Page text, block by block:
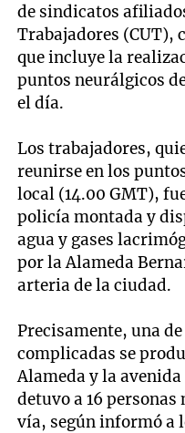
de sindicatos
Trabajadores (CUT),
que incluye la
puntos neurálgicos
el día.
Los trabajadores,
reunirse en los
local (14.00 GMT),
policía montada y
agua y gases
por la Alameda
arteria de la ciudad.
Precisamente, una
complicadas se
Alameda y la
detuvo a 16
vía, según informó a